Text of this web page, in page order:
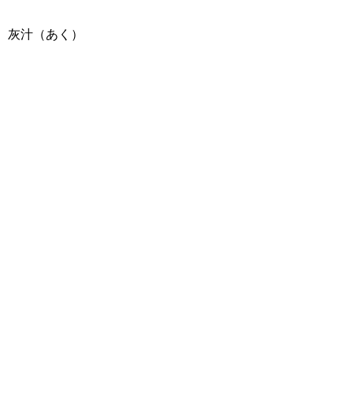
灰汁（あく）